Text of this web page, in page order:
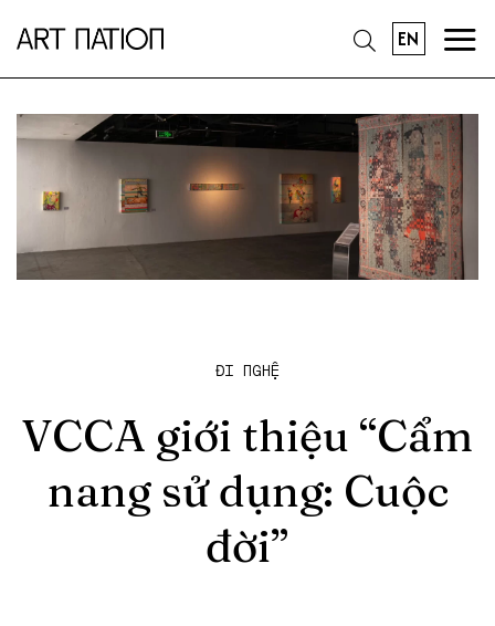
EN
ĐI NGHỆ
VCCA giới thiệu “Cẩm
nang sử dụng: Cuộc
đời”